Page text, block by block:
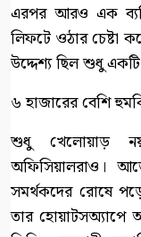
এরপর আরও এক
লিফটে ওঠার চেষ্টা
উদ্দেশ্য ছিল শুধু
৬ হাজারের বেশি
শুধু খেলোয়াড়
অফিসিয়ালরাও।
সমর্থকদের রোষে
তার হোয়াটসঅ্যাপে